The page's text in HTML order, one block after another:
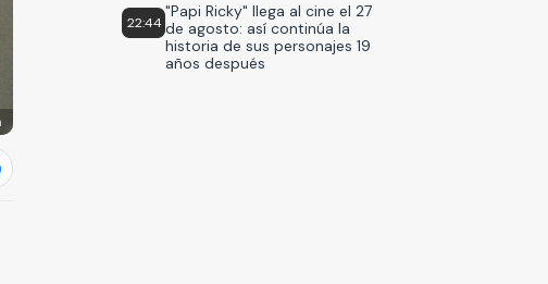
22:44
"Papi Ricky" llega al cine el 27
de agosto: así continúa la
historia de sus personajes 19
años después